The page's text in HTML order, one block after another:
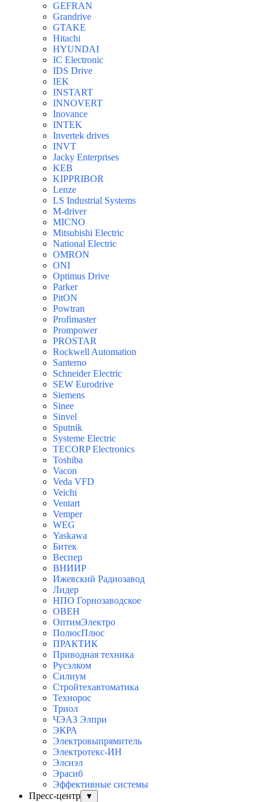
GEFRAN
Grandrive
GTAKE
Hitachi
HYUNDAI
IC Electronic
IDS Drive
IEK
INSTART
INNOVERT
Inovance
INTEK
Invertek drives
INVT
Jacky Enterprises
KEB
KIPPRIBOR
Lenze
LS Industrial Systems
M-driver
MICNO
Mitsubishi Electric
National Electric
OMRON
ONI
Optimus Drive
Parker
PitON
Powtran
Profimaster
Prompower
PROSTAR
Rockwell Automation
Santerno
Schneider Electric
SEW Eurodrive
Siemens
Sinee
Sinvel
Sputnik
Systeme Electric
TECORP Electronics
Toshiba
Vacon
Veda VFD
Veichi
Ventart
Vemper
WEG
Yaskawa
Битек
Веспер
ВНИИР
Ижевский Радиозавод
Лидер
НПО Горнозаводское
ОВЕН
ОптимЭлектро
ПолюсПлюс
ПРАКТИК
Приводная техника
Русэлком
Силиум
Стройтехавтоматика
Технорос
Триол
ЧЭАЗ Элпри
ЭКРА
Электровыпрямитель
Электротекс-ИН
Элсиэл
Эрасиб
Эффективные системы
Пресс-центр
▼